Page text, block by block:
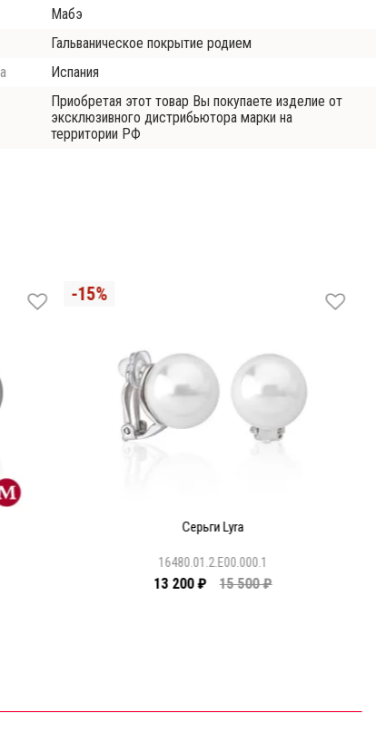
Мабэ
Гальваническое покрытие родием
Испания
Приобретая этот товар Вы покупаете изделие от
эксклюзивного дистрибьютора марки на
территории РФ
Серьги Lyra
16480.01.2.E00.000.1
13 200 ₽ 15 500 ₽